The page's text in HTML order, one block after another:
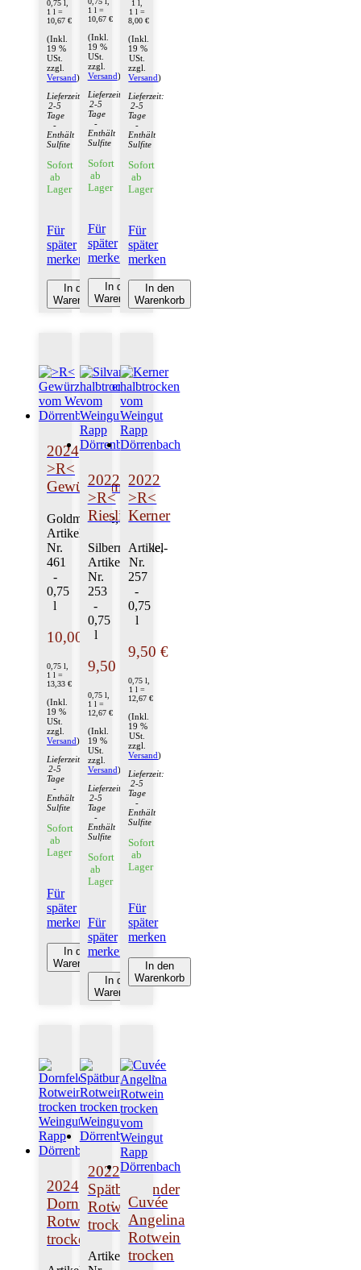
0,75 l,
1 l =
10,67 €
(Inkl.
19 %
USt.
zzgl.
Versand)
Lieferzeit:
2-5
Tage
-
Enthält
Sulfite
Sofort
ab
Lager
Für
später
merken
In den
Warenkorb
1 l =
10,67 €
(Inkl.
19 %
USt.
zzgl.
Versand)
Lieferzeit:
2-5
Tage
-
Enthält
Sulfite
Sofort
ab
Lager
Für
später
merken
In den
Warenkorb
1 l,
1 l =
8,00 €
(Inkl.
19 %
USt.
zzgl.
Versand)
Lieferzeit:
2-5
Tage
-
Enthält
Sulfite
Sofort
ab
Lager
Für
später
merken
In den
Warenkorb
2024
>R<
Gewürztraminer
Goldmedaille,
Artikel-
Nr.
461
-
0,75
l
10,00 €
0,75 l,
1 l =
13,33 €
(Inkl.
19 %
USt.
zzgl.
Versand)
Lieferzeit:
2-5
Tage
-
Enthält
Sulfite
Sofort
ab
Lager
Für
später
merken
In den
Warenkorb
2022
>R<
Riesling
Silbermedaille,
Artikel-
Nr.
253
-
0,75
l
9,50 €
0,75 l,
1 l =
12,67 €
(Inkl.
19 %
USt.
zzgl.
Versand)
Lieferzeit:
2-5
Tage
-
Enthält
Sulfite
Sofort
ab
Lager
Für
später
merken
In den
Warenkorb
2022
>R<
Kerner
Artikel-
Nr.
257
-
0,75
l
9,50 €
0,75 l,
1 l =
12,67 €
(Inkl.
19 %
USt.
zzgl.
Versand)
Lieferzeit:
2-5
Tage
-
Enthält
Sulfite
Sofort
ab
Lager
Für
später
merken
In den
Warenkorb
2024
Dornfelder
Rotwein
trocken
2022
Spätburgunder
Rotwein
trocken
Artikel-
Cuvée
Angelina
Rotwein
trocken